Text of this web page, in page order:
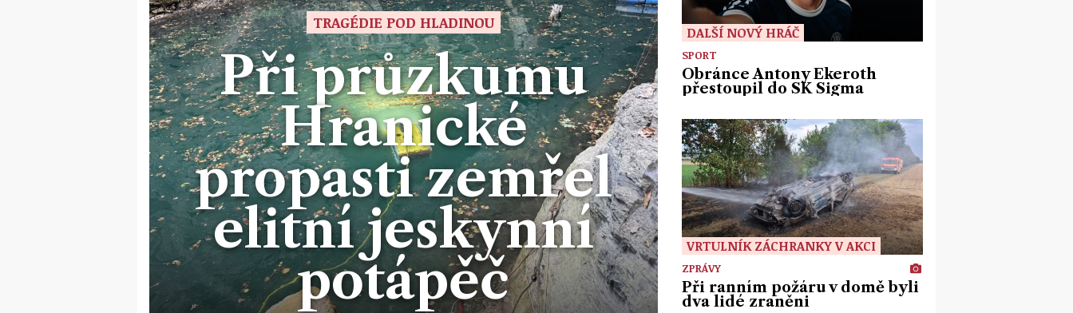
TRAGÉDIE POD HLADINOU
Při průzkumu
Hranické
propasti zemřel
elitní jeskynní
potápěč
DALŠÍ NOVÝ HRÁČ
SPORT
Obránce Antony Ekeroth
přestoupil do SK Sigma
VRTULNÍK ZÁCHRANKY V AKCI
ZPRÁVY
Při ranním požáru v domě byli
dva lidé zraněni